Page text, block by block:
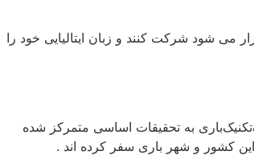
می شود شرکت کنند و زبان ایتالیایی خود را
به تحقیقات اساسی متمرکز شده
کشور و شهر باری سفر کرده اند .